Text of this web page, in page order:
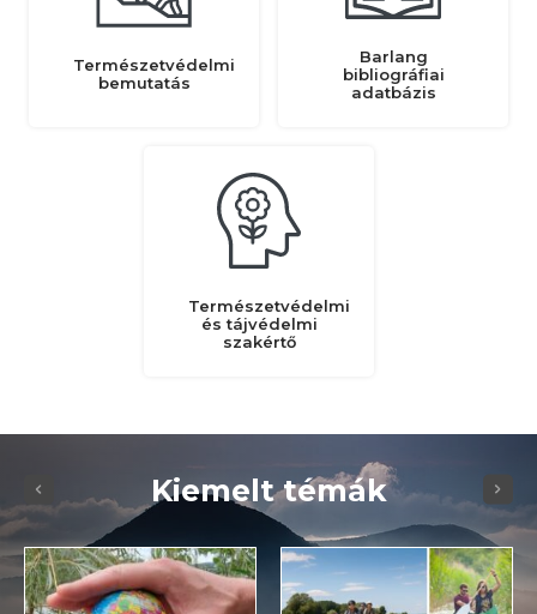
Természetvédelmi
bemutatás
Barlang
bibliográfiai
adatbázis
Természetvédelmi
és tájvédelmi
szakértő
Kiemelt témák